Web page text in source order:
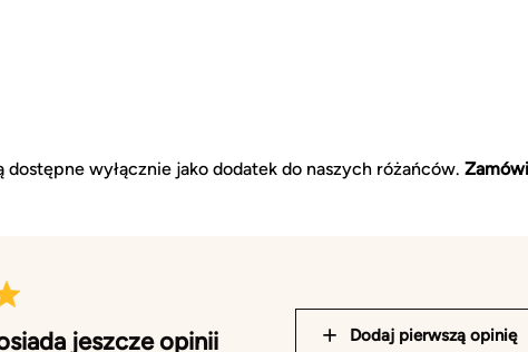
dostępne wyłącznie jako dodatek do naszych różańców.
jeszcze opinii Dodaj pierwszą opinię